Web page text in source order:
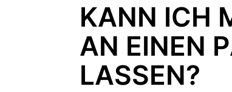
KANN ICH
AN EINEN
LASSEN?